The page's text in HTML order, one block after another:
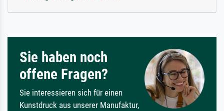
Sie haben noch
offene Fragen?
Sie interessieren sich für einen
Kunstdruck aus unserer Manufaktur,